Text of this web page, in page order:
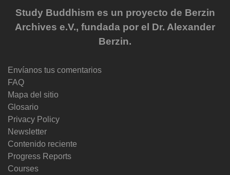
Study Buddhism es un proyecto de Berzin
Archives e.V., fundada por el Dr. Alexander
Berzin.
Envíanos tus comentarios
FAQ
Mapa del sitio
Glosario
Privacy Policy
Newsletter
Contenido reciente
Progress Reports
Courses